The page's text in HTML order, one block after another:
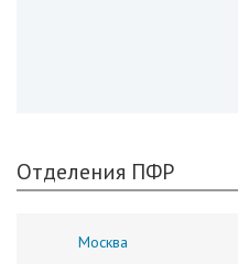
Отделения ПФР
Москва